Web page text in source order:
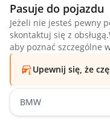
Pasuje do pojazdu
Jeżeli nie jesteś pewny
skontaktuj się z
aby poznać szczególne
Upewnij się, że
BMW